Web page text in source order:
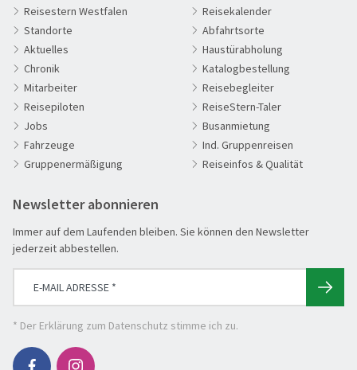
60plus Reisen
Advents-, Weihnachts- & Silvesterreisen
Aktivreisen
Clubreisen
Deutschland erleben
Entspannen & Wohlfühlen
Erlebnisreise
Flugreisen
Flusskreuzfahrt
Reisestern Westfalen
Standorte
Aktuelles
Chronik
Mitarbeiter
Reisepiloten
Jobs
Fahrzeuge
Gruppenermäßigung
Reisekalender
Abfahrtsorte
Haustürabholung
Katalogbestellung
Reisebegleiter
ReiseStern-Taler
Busanmietung
Ind. Gruppenreisen
Reiseinfos & Qualität
Newsletter abonnieren
Immer auf dem Laufenden bleiben. Sie können den Newsletter
jederzeit abbestellen.
* Der Erklärung zum Datenschutz stimme ich zu.